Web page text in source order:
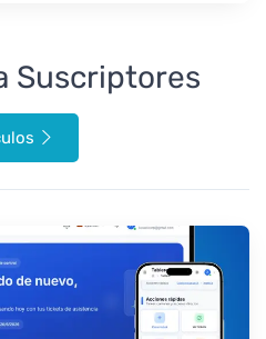
Suscriptores